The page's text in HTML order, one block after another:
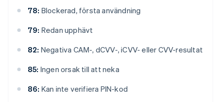
78: Blockerad, första användning
79: Redan upphävt
82: Negativa CAM-, dCVV-, iCVV- eller CVV-resultat
85: Ingen orsak till att neka
86: Kan inte verifiera PIN-kod